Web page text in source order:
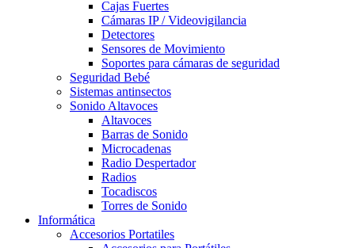
Cajas Fuertes
Cámaras IP / Videovigilancia
Detectores
Sensores de Movimiento
Soportes para cámaras de seguridad
Seguridad Bebé
Sistemas antinsectos
Sonido Altavoces
Altavoces
Barras de Sonido
Microcadenas
Radio Despertador
Radios
Tocadiscos
Torres de Sonido
Informática
Accesorios Portatiles